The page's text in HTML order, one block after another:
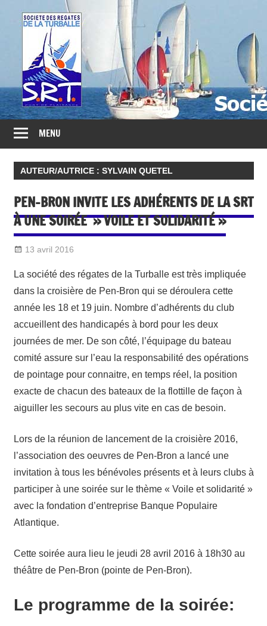
Société
des
Régates
Turballaises
MENU
AUTEUR/AUTRICE : SYLVAIN QUETEL
PEN-BRON INVITE LES ADHÉRENTS DE LA SRT
À UNE SOIRÉE » VOILE ET SOLIDARITÉ »
13 avril 2016
La société des régates de la Turballe est très impliquée
dans la croisière de Pen-Bron qui se déroulera cette
année les 18 et 19 juin. Nombre d’adhérents du club
accueillent des handicapés à bord pour les deux
journées de mer. De son côté, l’équipage du bateau
comité assure sur l’eau la responsabilité des opérations
de pointage pour connaitre, en temps réel, la position
exacte de chacun des bateaux de la flottille de façon à
aiguiller les secours au plus vite en cas de besoin.
Lors de la réunion de lancement de la croisière 2016,
l’association des oeuvres de Pen-Bron a lancé une
invitation à tous les bénévoles présents et à leurs clubs à
participer à une soirée sur le thème « Voile et solidarité »
avec la fondation d’entreprise Banque Populaire
Atlantique.
Cette soirée aura lieu le jeudi 28 avril 2016 à 18h30 au
théâtre de Pen-Bron (pointe de Pen-Bron).
Le programme de la soirée: